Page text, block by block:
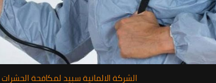
الشركة الالمانية سبيد لمكافحة الحشرات